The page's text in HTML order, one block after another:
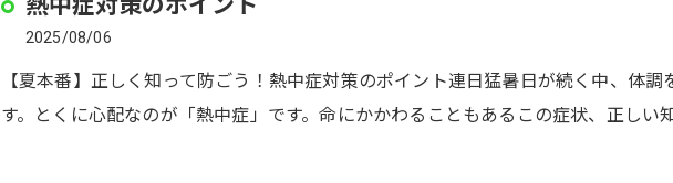
熱中症対策のポイント
2025/08/06
【夏本番】正しく知って防ごう！熱中症対策のポイント連日猛暑日が続く中、体調
す。とくに心配なのが「熱中症」です。命にかかわることもあるこの症状、正しい